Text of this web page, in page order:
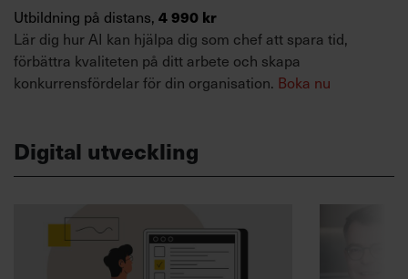
Utbildning på distans, 4 990 kr
Lär dig hur AI kan hjälpa dig som chef att spara tid,
förbättra kvaliteten på ditt arbete och skapa
konkurrensfördelar för din organisation. Boka nu
Digital utveckling